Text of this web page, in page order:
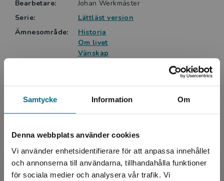
Samtycke Information Om
Denna webbplats använder cookies
Vi använder enhetsidentifierare för att anpassa innehållet
och annonserna till användarna, tillhandahålla funktioner
för sociala medier och analysera vår trafik. Vi
Bearbetare:
Johan Werkmäster
Serie:
Lättläst version
Ämnesområde:
Historia
Om livet
Vänskap
LIX:
ISBN:
Revisionsår:
2025
Artikelnummer:
46699-02
Upplaga:
Andra